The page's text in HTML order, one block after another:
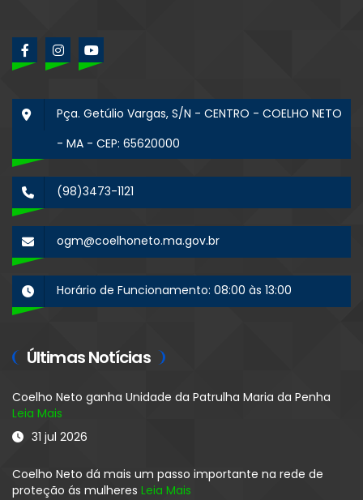
Pça. Getúlio Vargas, S/N - CENTRO - COELHO NETO
- MA - CEP: 65620000
(98)3473-1121
ogm@coelhoneto.ma.gov.br
Horário de Funcionamento: 08:00 às 13:00
Últimas Notícias
Coelho Neto ganha Unidade da Patrulha Maria da Penha
Leia Mais
31 jul 2026
Coelho Neto dá mais um passo importante na rede de
proteção ás mulheres Leia Mais